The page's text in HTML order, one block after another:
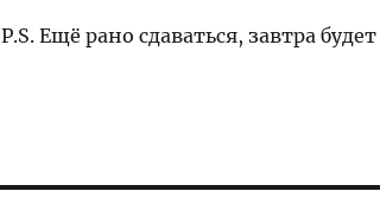
P.S. Ещё рано сдаваться, завтра